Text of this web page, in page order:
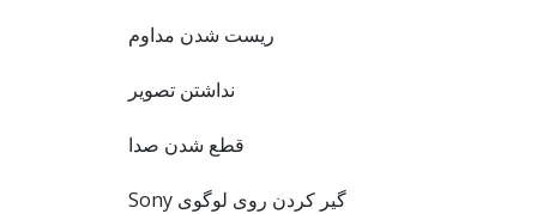
ریست شدن مداوم
نداشتن تصویر
قطع شدن صدا
گیر کردن روی لوگوی Sony